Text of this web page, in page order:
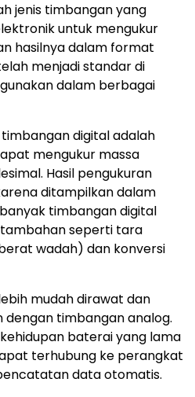
jenis timbangan yang
untuk mengukur
hasilnya dalam format
menjadi standar di
dalam berbagai
digital adalah
mengukur massa
Hasil pengukuran
ditampilkan dalam
timbangan digital
seperti tara
wadah) dan konversi
mudah dirawat dan
dengan timbangan analog.
baterai yang lama
terhubung ke perangkat
data otomatis.